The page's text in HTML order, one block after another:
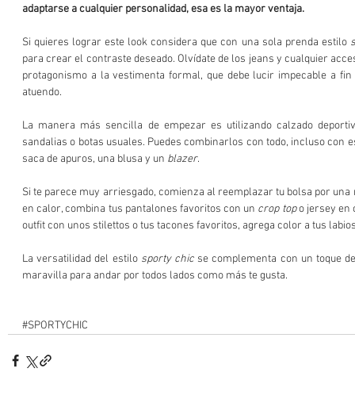
adaptarse a cualquier personalidad, esa es la mayor ventaja.
Si quieres lograr este look considera que con una sola prenda estilo
para crear el contraste deseado. Olvídate de los jeans y cualquier
protagonismo a la vestimenta formal, que debe lucir impecable a
atuendo.
La manera más sencilla de empezar es utilizando calzado
sandalias o botas usuales. Puedes combinarlos con todo, incluso con
saca de apuros, una blusa y un blazer.
Si te parece muy arriesgado, comienza al reemplazar tu bolsa por
en calor, combina tus pantalones favoritos con un crop top o jersey en
outfit con unos stilettos o tus tacones favoritos, agrega color a tus
La versatilidad del estilo sporty chic se complementa con un toque
maravilla para andar por todos lados como más te gusta.
#SPORTYCHIC